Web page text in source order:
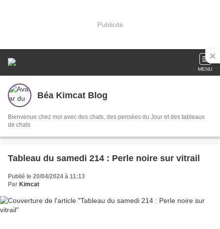
Publicité
MENU
Béa Kimcat Blog
Bienvenue chez moi avec des chats, des pensées du Jour et des tableaux
de chats
Tableau du samedi 214 : Perle noire sur vitrail
Publié le 20/04/2024 à 11:13
Par Kimcat